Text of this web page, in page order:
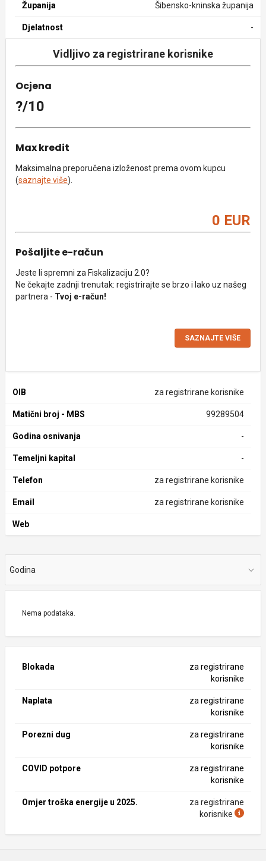
Županija Šibensko-kninska županija
Djelatnost -
Vidljivo za registrirane korisnike
Ocjena
?/10
Max kredit
Maksimalna preporučena izloženost prema ovom kupcu
(saznajte više).
0 EUR
Pošaljite e-račun
Jeste li spremni za Fiskalizaciju 2.0?
Ne čekajte zadnji trenutak: registrirajte se brzo i lako uz našeg
partnera - Tvoj e-račun!
SAZNAJTE VIŠE
OIB za registrirane korisnike
Matični broj - MBS 99289504
Godina osnivanja -
Temeljni kapital -
Telefon za registrirane korisnike
Email za registrirane korisnike
Web
Godina
Nema podataka.
Blokada
za registrirane
korisnike
Naplata
za registrirane
korisnike
Porezni dug
za registrirane
korisnike
COVID potpore
za registrirane
korisnike
Omjer troška energije u 2025.
za registrirane
korisnike